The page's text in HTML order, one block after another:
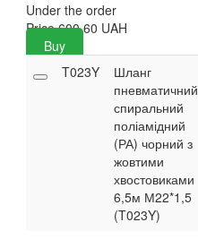
Under the order
Price 600.60 UAH
Buy
T023Y
Шланг
пневматичний
спиральний
поліамідний
(РА) чорний з
жовтими
хвостовиками
6,5м М22*1,5
(T023Y)